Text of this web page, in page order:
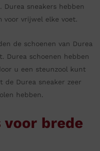
sneakers hebben
voor vrijwel elke voet.
de schoenen van Durea
Durea schoenen hebben
u een steunzool kunt
de Durea sneaker zeer
hebben.
voor brede